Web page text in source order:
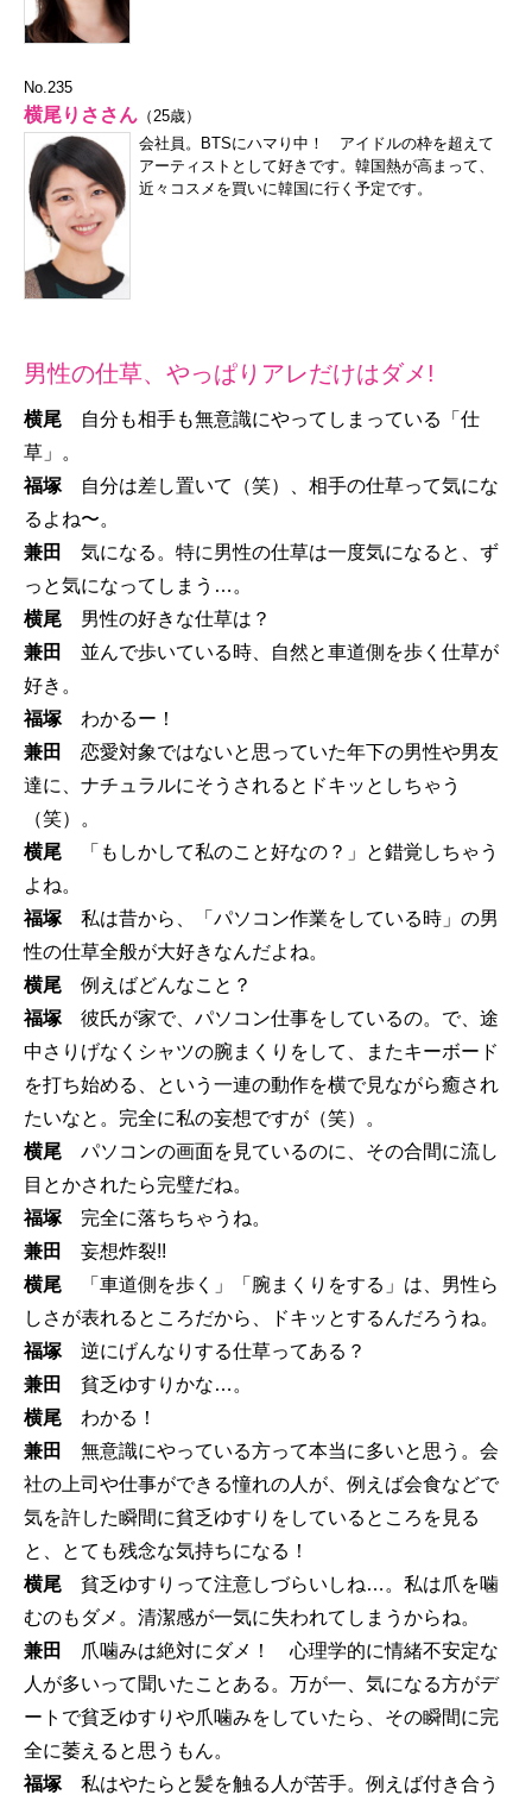
No.235
横尾りささん （25歳）
会社員。BTSにハマり中！ アイドルの枠を超えて
アーティストとして好きです。韓国熱が高まって、
近々コスメを買いに韓国に行く予定です。
男性の仕草、やっぱりアレだけはダメ!
横尾
自分も相手も無意識にやってしまっている「仕
草」。
福塚
自分は差し置いて（笑）、相手の仕草って気にな
るよね〜。
兼田 気になる。特に男性の仕草は一度気になると、ず
っと気になってしまう…。
横尾 男性の好きな仕草は？
兼田 並んで歩いている時、自然と車道側を歩く仕草が
好き。
福塚 わかるー！
兼田 恋愛対象ではないと思っていた年下の男性や男友
達に、ナチュラルにそうされるとドキッとしちゃう
（笑）。
横尾
「もしかして私のこと好なの？」と錯覚しちゃう
よね。
福塚 私は昔から、「パソコン作業をしている時」の男
性の仕草全般が大好きなんだよね。
横尾 例えばどんなこと？
福塚 彼氏が家で、パソコン仕事をしているの。で、途
中さりげなくシャツの腕まくりをして、またキーボード
を打ち始める、という一連の動作を横で見ながら癒され
たいなと。完全に私の妄想ですが（笑）。
横尾 パソコンの画面を見ているのに、その合間に流し
目とかされたら完璧だね。
福塚 完全に落ちちゃうね。
兼田 妄想炸裂!!
横尾
「車道側を歩く」「腕まくりをする」は、男性ら
しさが表れるところだから、ドキッとするんだろうね。
福塚 逆にげんなりする仕草ってある？
兼田 貧乏ゆすりかな…。
横尾 わかる！
兼田 無意識にやっている方って本当に多いと思う。会
社の上司や仕事ができる憧れの人が、例えば会食などで
気を許した瞬間に貧乏ゆすりをしているところを見る
と、とても残念な気持ちになる！
横尾 貧乏ゆすりって注意しづらいしね…。私は爪を噛
むのもダメ。清潔感が一気に失われてしまうからね。
兼田
爪噛みは絶対にダメ！ 心理学的に情緒不安定な
人が多いって聞いたことある。万が一、気になる方がデ
ートで貧乏ゆすりや爪噛みをしていたら、その瞬間に完
全に萎えると思うもん。
福塚 私はやたらと髪を触る人が苦手。例えば付き合う